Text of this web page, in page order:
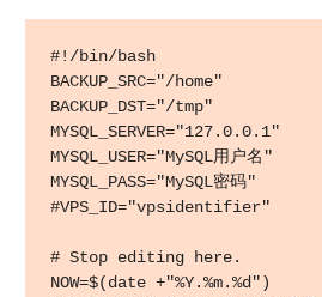
#!/bin/bash
BACKUP_SRC="/home"
BACKUP_DST="/tmp"
MYSQL_SERVER="127.0.0.1"
MYSQL_USER="MySQL用户名"
MYSQL_PASS="MySQL密码"
#VPS_ID="vpsidentifier"
# Stop editing here.
NOW=$(date +"%Y.%m.%d")